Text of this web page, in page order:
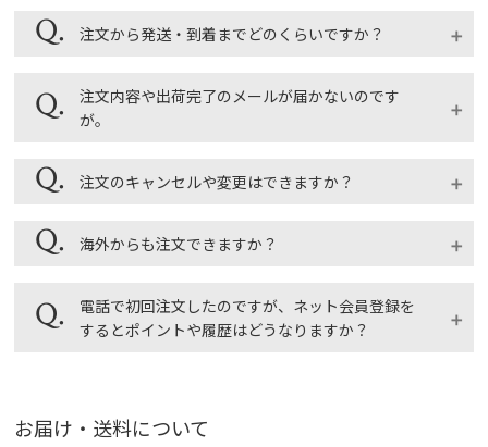
複数のお届け先を一度に指定することはできません。
あらかじめマイアカウントのアドレス帳にお届け先を
登録しておくとご注文がスムーズで、毎回入力する手
詳しくは「ギフトページ」をご覧ください。
注文から発送・到着までどのくらいですか？
ご注文後２～３営業日で発送、お届けは地域により発
送翌日～翌々日になります。
ださい。お届け日時の指定は、ご注文日から５営業日
届け日設定」のお届け希望日の「指定なし」にチェッ
注文内容や出荷完了のメールが届かないのです
が。
ご登録のメールアドレス、パソコンや携帯電話のメー
スに間違いがないかご確認ください。また、迷惑メー
ます。その他、受信拒否リストの設定や自動転送機能
を解除していない場合、メールボックスの保存容量が
注文のキャンセルや変更はできますか？
商品の準備・発送状況によってキャンセルできない場
が確認できます。注文状況が「出荷待ち」の状態で、
出荷予定日の2日前までであれば注文のキャンセルが
海外からも注文できますか？
海外からの注文は受け付けております。下記ご注意く
ださい。
電話で初回注文したのですが、ネット会員登録を
するとポイントや履歴はどうなりますか？
に保持されます。情報を１つの会員IDにまとめること
も可能ですのでご希望の場合はオンラインショップ会
お届け・送料について